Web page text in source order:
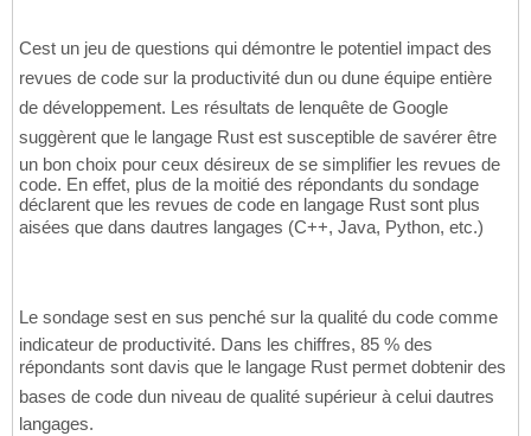
Cest un jeu de questions qui démontre le potentiel impact des
revues de code sur la productivité dun ou dune équipe entière
de développement. Les résultats de lenquête de Google
suggèrent que le langage Rust est susceptible de savérer être
un bon choix pour ceux désireux de se simplifier les revues de
code. En effet, plus de la moitié des répondants du sondage
déclarent que les revues de code en langage Rust sont plus
aisées que dans dautres langages (C++, Java, Python, etc.)
Le sondage sest en sus penché sur la qualité du code comme
indicateur de productivité. Dans les chiffres, 85 % des
répondants sont davis que le langage Rust permet dobtenir des
bases de code dun niveau de qualité supérieur à celui dautres
langages.